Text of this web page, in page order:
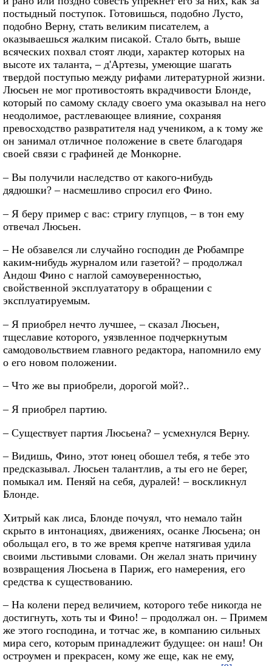
постыдный поступок. Готовишься, подобно Лусто,
подобно Верну, стать великим писателем, а
оказываешься жалким писакой. Стало быть, выше
всяческих похвал стоят люди, характер которых на
высоте их таланта, – д'Артезы, умеющие шагать
твердой поступью между рифами литературной жизни.
Люсьен не мог противостоять вкрадчивости Блонде,
который по самому складу своего ума оказывал на него
неодолимое, растлевающее влияние, сохраняя
превосходство развратителя над учеником, а к тому же
он занимал отличное положение в свете благодаря
своей связи с графиней де Монкорне.
– Вы получили наследство от какого-нибудь
дядюшки? – насмешливо спросил его Фино.
– Я беру пример с вас: стригу глупцов, – в тон ему
отвечал Люсьен.
– Не обзавелся ли случайно господин де Рюбампре
каким-нибудь журналом или газетой? – продолжал
Андош Фино с наглой самоуверенностью,
свойственной эксплуататору в обращении с
эксплуатируемым.
– Я приобрел нечто лучшее, – сказал Люсьен,
тщеславие которого, уязвленное подчеркнутым
самодовольствием главного редактора, напомнило ему
о его новом положении.
– Что же вы приобрели, дорогой мой?..
– Я приобрел партию.
– Существует партия Люсьена? – усмехнулся Верну.
– Видишь, Фино, этот юнец обошел тебя, я тебе это
предсказывал. Люсьен талантлив, а ты его не берег,
помыкал им. Пеняй на себя, дуралей! – воскликнул
Блонде.
Хитрый как лиса, Блонде почуял, что немало тайн
скрыто в интонациях, движениях, осанке Люсьена; он
обольщал его, в то же время крепче натягивая удила
своими льстивыми словами. Он желал знать причину
возвращения Люсьена в Париж, его намерения, его
средства к существованию.
– На колени перед величием, которого тебе никогда не
достигнуть, хоть ты и Фино! – продолжал он. – Примем
же этого господина, и тотчас же, в компанию сильных
мира сего, которым принадлежит будущее: он наш! Он
остроумен и прекрасен, кому же еще, как не ему,